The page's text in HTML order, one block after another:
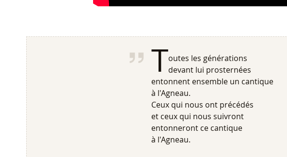
Toutes les générations
devant lui prosternées
entonnent ensemble un cantique
à l'Agneau.
Ceux qui nous ont précédés
et ceux qui nous suivront
entonneront ce cantique
à l'Agneau.